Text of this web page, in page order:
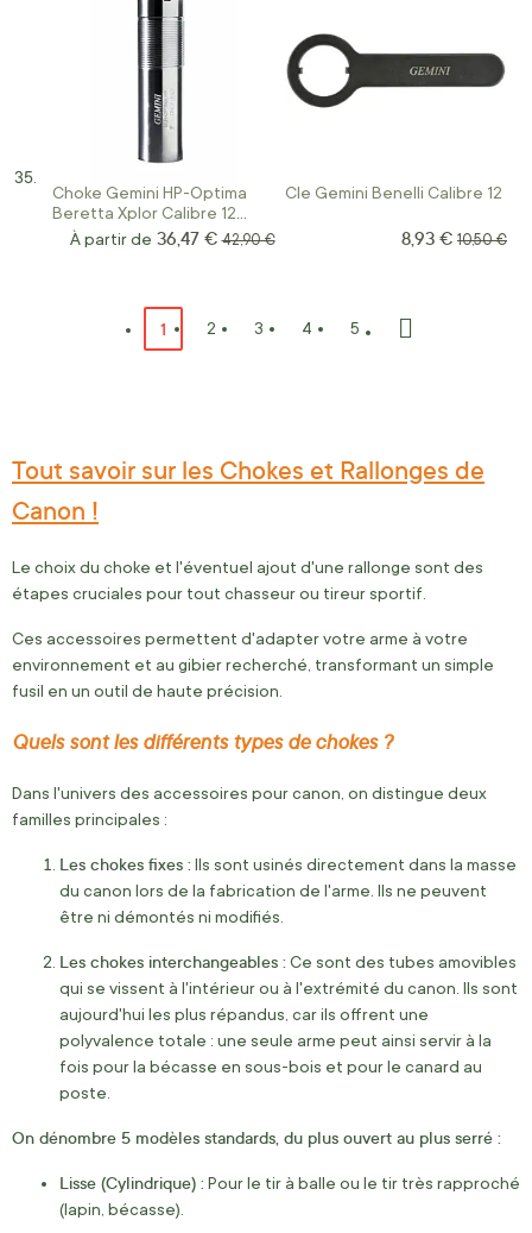
Choke Gemini HP-Optima
Beretta Xplor Calibre 12
INT.70MM
À partir de 36,47 € Prix normal
42,90 €
Cle Gemini Benelli Calibre 12
Prix Spécial
8,93 € Prix
10,50 €
Vous lisez actuellement la page
1 Page
2 Page
3 Page
4 Page
5
Tout savoir sur les Chokes et Rallonges de
Canon !
Le choix du choke et l'éventuel ajout d'une rallonge sont des
étapes cruciales pour tout chasseur ou tireur sportif.
Ces accessoires permettent d'adapter votre arme à votre
environnement et au gibier recherché, transformant un simple
fusil en un outil de haute précision.
Quels sont les différents types de chokes ?
Dans l'univers des accessoires pour canon, on distingue deux
familles principales :
Les chokes fixes : Ils sont usinés directement dans la masse
du canon lors de la fabrication de l'arme. Ils ne peuvent
être ni démontés ni modifiés.
Les chokes interchangeables : Ce sont des tubes amovibles
qui se vissent à l'intérieur ou à l'extrémité du canon. Ils sont
aujourd'hui les plus répandus, car ils offrent une
polyvalence totale : une seule arme peut ainsi servir à la
fois pour la bécasse en sous-bois et pour le canard au
poste.
On dénombre 5 modèles standards, du plus ouvert au plus serré :
Lisse (Cylindrique) : Pour le tir à balle ou le tir très rapproché
(lapin, bécasse).